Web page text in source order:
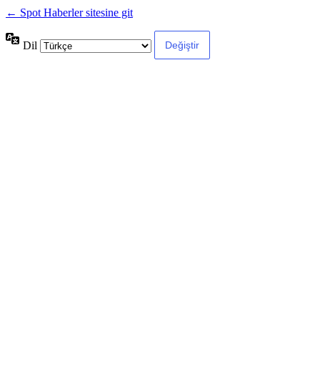
← Spot Haberler sitesine git
Dil